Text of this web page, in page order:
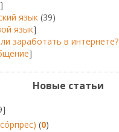
]
язык (39)
язык]
заработать в интернете?
]
Новые статьи
(0)